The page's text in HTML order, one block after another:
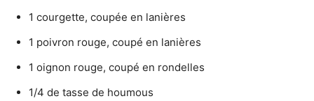
1 courgette, coupée en lanières
1 poivron rouge, coupé en lanières
1 oignon rouge, coupé en rondelles
1/4 de tasse de houmous